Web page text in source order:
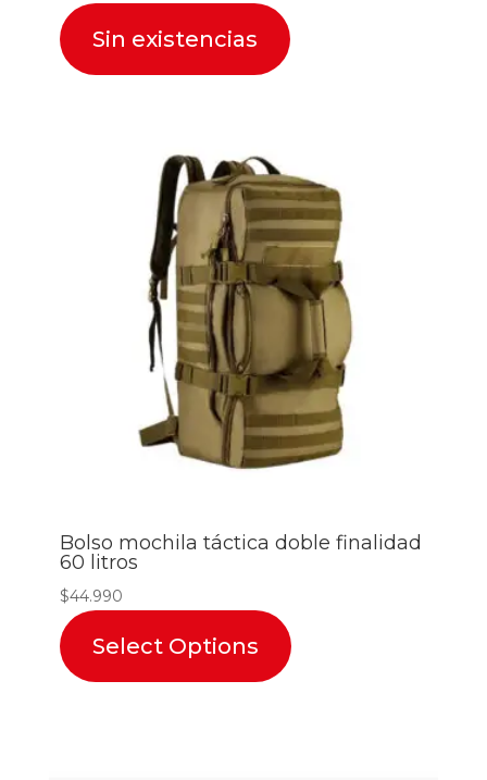
Sin existencias
Bolso mochila táctica doble finalidad
60 litros
$44.990
Select Options